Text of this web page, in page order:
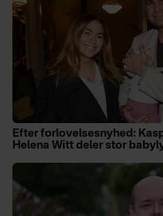
Efter forlovelsesnyhed:
Helena Witt deler stor